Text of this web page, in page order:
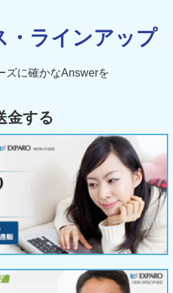
・ラインアップ
ズに確かなAnswerを
金する